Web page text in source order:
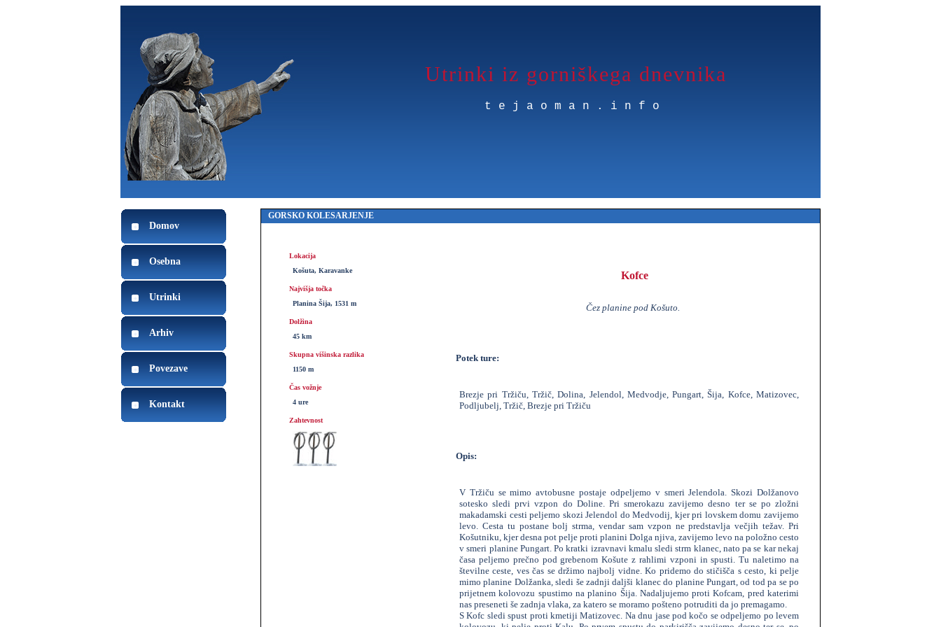
Utrinki iz gorniškega dnevnika
tejaoman.info
Domov
Osebna
Utrinki
Arhiv
Povezave
Kontakt
GORSKO KOLESARJENJE
Lokacija
Košuta, Karavanke
Najvišja točka
Planina Šija, 1531 m
Dolžina
45 km
Skupna višinska razlika
1150 m
Čas vožnje
4 ure
Zahtevnost
Kofce
Čez planine pod Košuto.
Potek ture:
Brezje pri Tržiču, Tržič, Dolina, Jelendol, Medvodje, Pungart, Šija, Kofce, Matizovec,
Podljubelj, Tržič, Brezje pri Tržiču
Opis:
V Tržiču se mimo avtobusne postaje odpeljemo v smeri Jelendola. Skozi Dolžanovo
sotesko sledi prvi vzpon do Doline. Pri smerokazu zavijemo desno ter se po zložni
makadamski cesti peljemo skozi Jelendol do Medvodij, kjer pri lovskem domu zavijemo
levo. Cesta tu postane bolj strma, vendar sam vzpon ne predstavlja večjih težav. Pri
Košutniku, kjer desna pot pelje proti planini Dolga njiva, zavijemo levo na položno cesto
v smeri planine Pungart. Po kratki izravnavi kmalu sledi strm klanec, nato pa se kar nekaj
časa peljemo prečno pod grebenom Košute z rahlimi vzponi in spusti. Tu naletimo na
številne ceste, ves čas se držimo najbolj vidne. Ko pridemo do stičišča s cesto, ki pelje
mimo planine Dolžanka, sledi še zadnji daljši klanec do planine Pungart, od tod pa se po
prijetnem kolovozu spustimo na planino Šija. Nadaljujemo proti Kofcam, pred katerimi
nas preseneti še zadnja vlaka, za katero se moramo pošteno potruditi da jo premagamo.
S Kofc sledi spust proti kmetiji Matizovec. Na dnu jase pod kočo se odpeljemo po levem